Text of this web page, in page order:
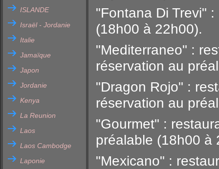
ISLANDE
Israël - Jordanie
Italie
Jamaïque
Japon
Jordanie
Kenya
La Reunion
Laos
Laos Cambodge
Laponie
"Fontana Di Trevi"
(18h00 à 22h00).
"Mediterraneo" :
réservation au
"Dragon Rojo" :
réservation au
"Gourmet" :
préalable (18h00 à
"Mexicano" :